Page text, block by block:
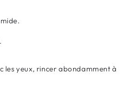
les yeux, rincer abondamment à